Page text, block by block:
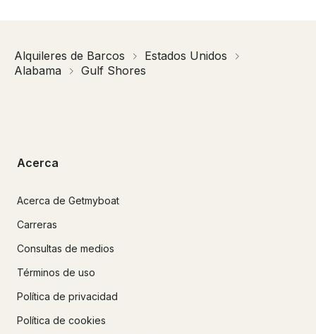
Alquileres de Barcos
Estados Unidos
Alabama
Gulf Shores
Acerca
Acerca de Getmyboat
Carreras
Consultas de medios
Términos de uso
Política de privacidad
Política de cookies